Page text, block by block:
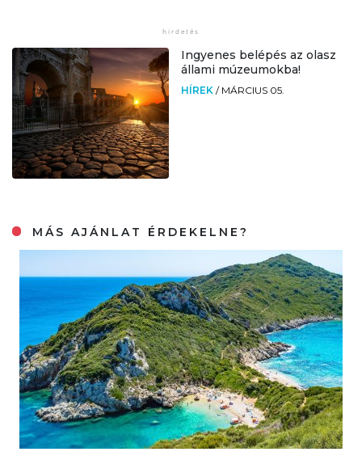
Ingyenes belépés az olasz
állami múzeumokba!
HÍREK / MÁRCIUS 05.
MÁS AJÁNLAT ÉRDEKELNE?